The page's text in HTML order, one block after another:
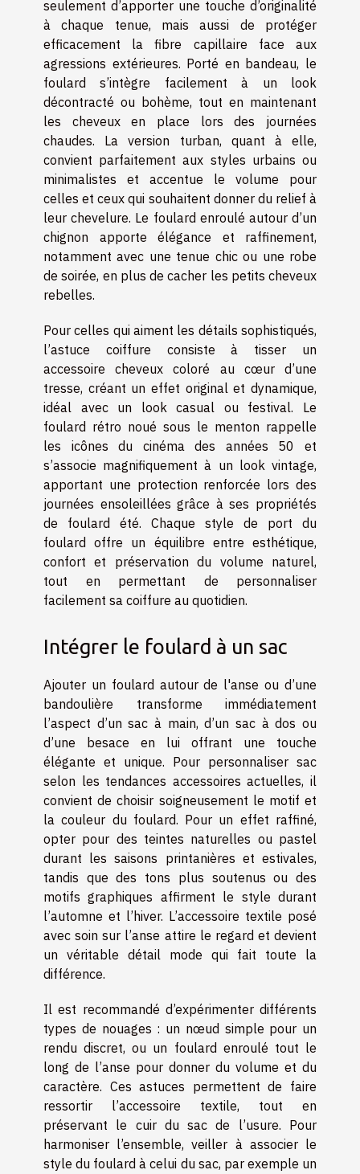
seulement d’apporter une touche d’originalité
à chaque tenue, mais aussi de protéger
efficacement la fibre capillaire face aux
agressions extérieures. Porté en bandeau, le
foulard s’intègre facilement à un look
décontracté ou bohème, tout en maintenant
les cheveux en place lors des journées
chaudes. La version turban, quant à elle,
convient parfaitement aux styles urbains ou
minimalistes et accentue le volume pour
celles et ceux qui souhaitent donner du relief à
leur chevelure. Le foulard enroulé autour d’un
chignon apporte élégance et raffinement,
notamment avec une tenue chic ou une robe
de soirée, en plus de cacher les petits cheveux
rebelles.
Pour celles qui aiment les détails sophistiqués,
l’astuce coiffure consiste à tisser un
accessoire cheveux coloré au cœur d’une
tresse, créant un effet original et dynamique,
idéal avec un look casual ou festival. Le
foulard rétro noué sous le menton rappelle
les icônes du cinéma des années 50 et
s’associe magnifiquement à un look vintage,
apportant une protection renforcée lors des
journées ensoleillées grâce à ses propriétés
de foulard été. Chaque style de port du
foulard offre un équilibre entre esthétique,
confort et préservation du volume naturel,
tout en permettant de personnaliser
facilement sa coiffure au quotidien.
Intégrer le foulard à un sac
Ajouter un foulard autour de l'anse ou d’une
bandoulière transforme immédiatement
l’aspect d’un sac à main, d’un sac à dos ou
d’une besace en lui offrant une touche
élégante et unique. Pour personnaliser sac
selon les tendances accessoires actuelles, il
convient de choisir soigneusement le motif et
la couleur du foulard. Pour un effet raffiné,
opter pour des teintes naturelles ou pastel
durant les saisons printanières et estivales,
tandis que des tons plus soutenus ou des
motifs graphiques affirment le style durant
l’automne et l’hiver. L’accessoire textile posé
avec soin sur l’anse attire le regard et devient
un véritable détail mode qui fait toute la
différence.
Il est recommandé d’expérimenter différents
types de nouages : un nœud simple pour un
rendu discret, ou un foulard enroulé tout le
long de l’anse pour donner du volume et du
caractère. Ces astuces permettent de faire
ressortir l’accessoire textile, tout en
préservant le cuir du sac de l’usure. Pour
harmoniser l’ensemble, veiller à associer le
style du foulard à celui du sac, par exemple un